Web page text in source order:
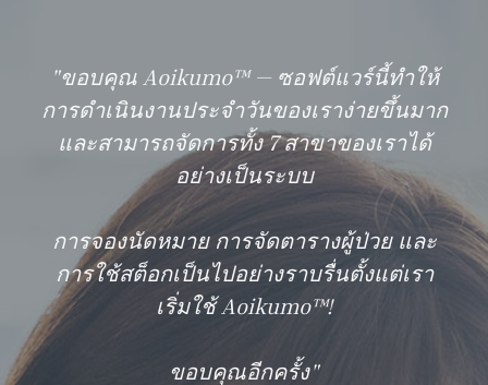
"ขอบคุณ Aoikumo™ — ซอฟต์แวร์นี้ทำให้
การดำเนินงานประจำวันของเราง่ายขึ้นมาก
และสามารถจัดการทั้ง 7 สาขาของเราได้
อย่างเป็นระบบ
การจองนัดหมาย การจัดตารางผู้ป่วย และ
การใช้สต็อกเป็นไปอย่างราบรื่นตั้งแต่เรา
เริ่มใช้ Aoikumo™!
ขอบคุณอีกครั้ง"